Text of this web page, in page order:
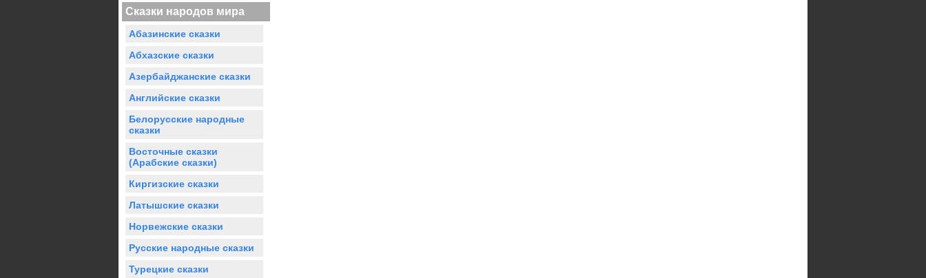
Сказки народов мира
Абазинские сказки
Абхазские сказки
Азербайджанские сказки
Английские сказки
Белорусские народные
сказки
Восточные сказки
(Арабские сказки)
Киргизские сказки
Латышские сказки
Норвежские сказки
Русские народные сказки
Турецкие сказки